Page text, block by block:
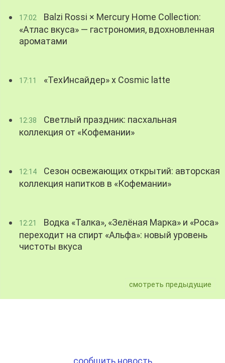
17:02
Balzi Rossi × Mercury Home Collection:
«Атлас вкуса» — гастрономия, вдохновленная
ароматами
17:11 «ТехИнсайдер» х Cosmic latte
12:38
Светлый праздник: пасхальная
коллекция от «Кофемании»
12:14
Сезон освежающих открытий: авторская
коллекция напитков в «Кофемании»
12:21
Водка «Талка», «Зелёная Марка» и «Роса»
переходит на спирт «Альфа»: новый уровень
чистоты вкуса
смотреть предыдущие
сообщить новость